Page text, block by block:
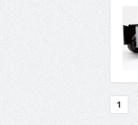
1